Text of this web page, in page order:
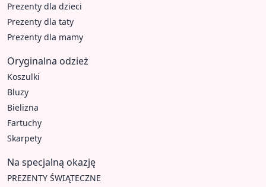
Prezenty dla dzieci
Prezenty dla taty
Prezenty dla mamy
Oryginalna odzież
Koszulki
Bluzy
Bielizna
Fartuchy
Skarpety
Na specjalną okazję
PREZENTY ŚWIĄTECZNE